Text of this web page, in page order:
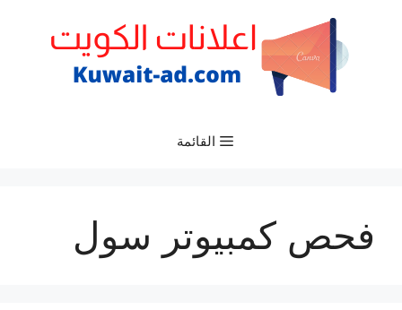
القائمة
فحص كمبيوتر سول